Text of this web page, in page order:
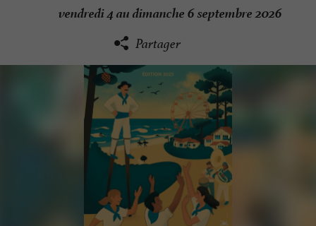
vendredi 4 au dimanche 6 septembre 2026
Partager